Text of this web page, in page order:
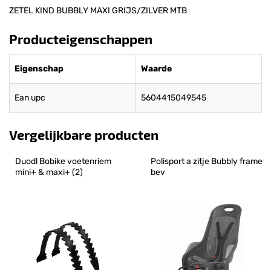
ZETEL KIND BUBBLY MAXI GRIJS/ZILVER MTB
Producteigenschappen
Eigenschap Waarde
Ean upc 5604415049545
Vergelijkbare producten
Duodl Bobike voetenriem
mini+ & maxi+ (2)
Polisport a zitje Bubbly frame
bev